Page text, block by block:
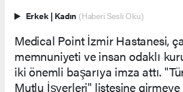
Erkek | Kadın (Haberi Sesli Oku)
Medical Point İzmir Hastanesi,
memnuniyeti ve insan odaklı
iki önemli başarıya imza attı.
Mutlu İşyerleri" listesine